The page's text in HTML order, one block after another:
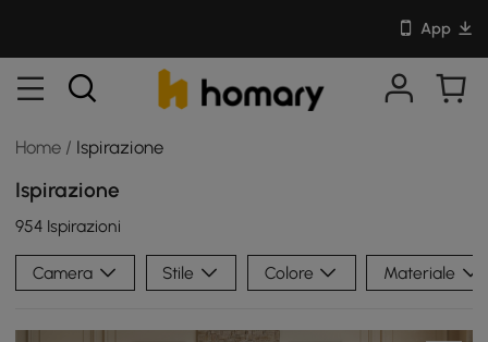
App
Home / Ispirazione
Ispirazione
954 Ispirazioni
Camera Stile Colore Materiale